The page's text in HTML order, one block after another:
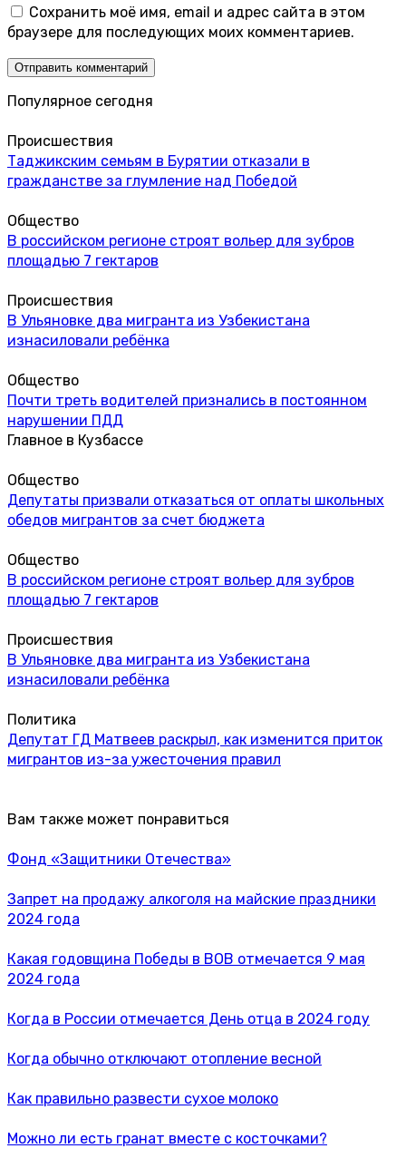
Сохранить моё имя, email и адрес сайта в этом
браузере для последующих моих комментариев.
Популярное сегодня
Происшествия
Таджикским семьям в Бурятии отказали в
гражданстве за глумление над Победой
Общество
В российском регионе строят вольер для зубров
площадью 7 гектаров
Происшествия
В Ульяновке два мигранта из Узбекистана
изнасиловали ребёнка
Общество
Почти треть водителей признались в постоянном
нарушении ПДД
Главное в Кузбассе
Общество
Депутаты призвали отказаться от оплаты школьных
обедов мигрантов за счет бюджета
Общество
В российском регионе строят вольер для зубров
площадью 7 гектаров
Происшествия
В Ульяновке два мигранта из Узбекистана
изнасиловали ребёнка
Политика
Депутат ГД Матвеев раскрыл, как изменится приток
мигрантов из-за ужесточения правил
Вам также может понравиться
Фонд «Защитники Отечества»
Запрет на продажу алкоголя на майские праздники
2024 года
Какая годовщина Победы в ВОВ отмечается 9 мая
2024 года
Когда в России отмечается День отца в 2024 году
Когда обычно отключают отопление весной
Как правильно развести сухое молоко
Можно ли есть гранат вместе с косточками?